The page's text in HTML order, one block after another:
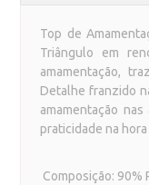
Top de
Triângulo em
amamentação,
Detalhe franzido
amamentação
praticidade na
Composição: 90%